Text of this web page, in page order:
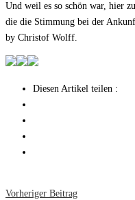
Und weil es so schön war, hier
die die Stimmung bei der
by Christof Wolff.
Diesen Artikel teilen :
Vorheriger Beitrag